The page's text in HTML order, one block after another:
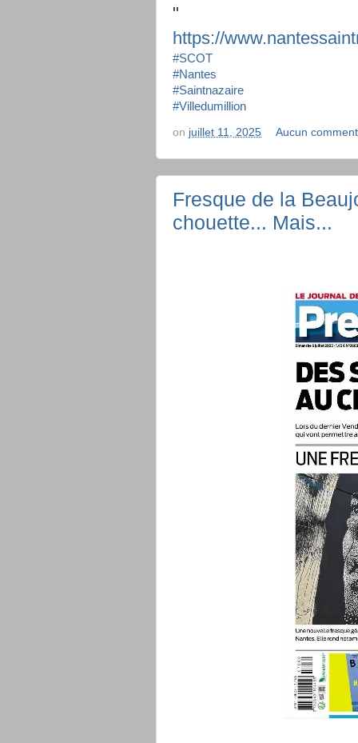
"
https://
#SCOT
#Nantes
#Saintnazaire
#Villedumillion
on juillet 11, 2025 Aucun
Fresque de la
chouette... Mais...